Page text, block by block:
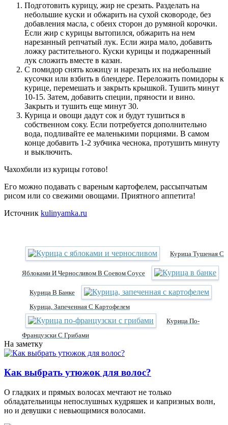
Подготовить курицу, жир не срезать. Разделать на
небольшие куски и обжарить на сухой сковороде, без
добавления масла, с обеих сторон до румяной корочки.
Если жир с курицы вытопился, обжарить на нем
нарезанный репчатый лук. Если жира мало, добавить
ложку растительного. Куски курицы и поджаренный
лук сложить вместе в казан.
С помидор снять кожицу и нарезать их на небольшие
кусочки или взбить в блендере. Переложить помидоры к
курице, перемешать и закрыть крышкой. Тушить минут
10-15. Затем, добавить специи, пряности и вино.
Закрыть и тушить еще минут 30.
Курица и овощи дадут сок и будут тушиться в
собственном соку. Если потребуется дополнительно
вода, подливайте ее маленькими порциями. В самом
конце добавить 1-2 зубчика чеснока, протушить минуту
и выключить.
Чахохбили из курицы готово!
Его можно подавать с вареным картофелем, рассыпчатым
рисом или со свежими овощами. Приятного аппетита!
Источник kulinyamka.ru
Курица Тушеная С
Яблоками И Черносливом В Соевом Соусе
Курица В Банке
Курица, Запеченная С Картофелем
Курица По-
Французски С Грибами
На заметку
Как выбрать утюжок для волос?
О гладких и прямых волосах мечтают не только
обладательницы непослушных кудряшек и капризных волн,
но и девушки с невьющимися волосами.